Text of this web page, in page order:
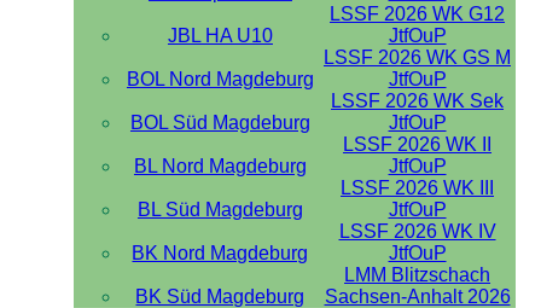
JBL HA U10
LSSF 2026 WK G12
JtfOuP
BOL Nord Magdeburg
LSSF 2026 WK GS M
JtfOuP
BOL Süd Magdeburg
LSSF 2026 WK Sek
JtfOuP
BL Nord Magdeburg
LSSF 2026 WK II
JtfOuP
BL Süd Magdeburg
LSSF 2026 WK III
JtfOuP
BK Nord Magdeburg
LSSF 2026 WK IV
JtfOuP
BK Süd Magdeburg
LMM Blitzschach
Sachsen-Anhalt 2026